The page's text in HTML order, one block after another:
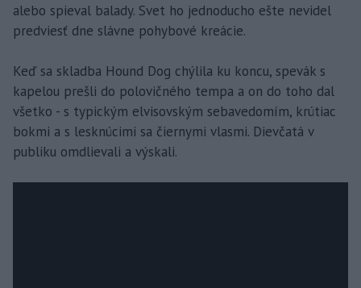
alebo spieval balady. Svet ho jednoducho ešte nevidel
predviesť dne slávne pohybové kreácie.
Keď sa skladba Hound Dog chýlila ku koncu, spevák s
kapelou prešli do polovičného tempa a on do toho dal
všetko - s typickým elvisovským sebavedomím, krútiac
bokmi a s lesknúcimi sa čiernymi vlasmi. Dievčatá v
publiku omdlievali a výskali.